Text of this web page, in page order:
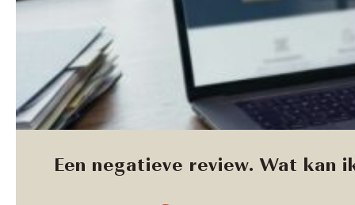
Een negatieve review. Wat kan